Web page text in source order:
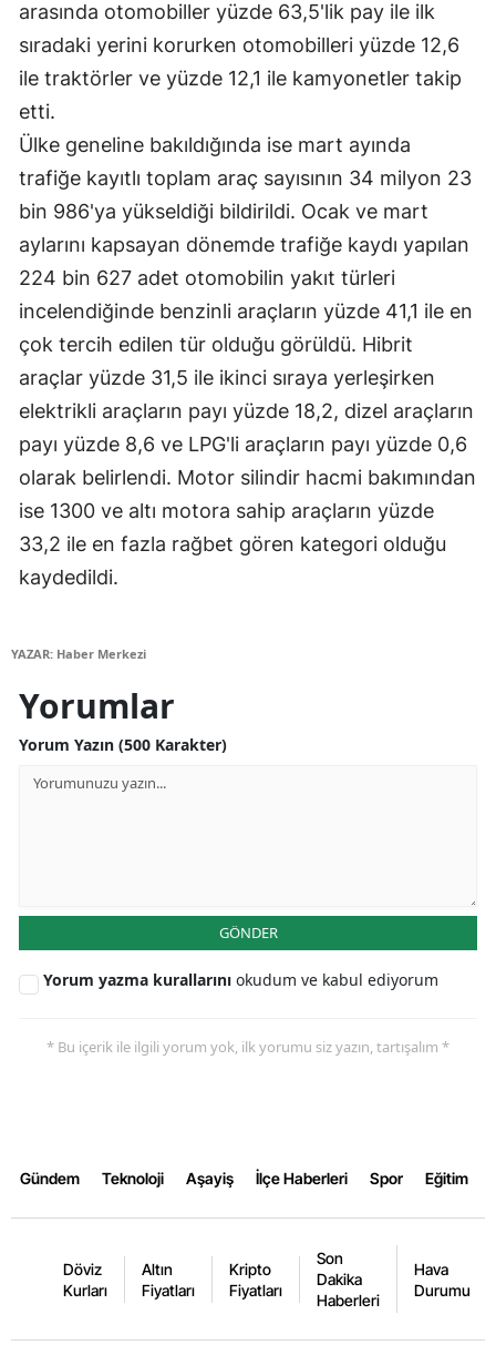
Sivas
Tekirdağ
Trabzon
Tunceli
Şanlıurfa
Uşak
Van
Yozgat
Zonguldak
Aksaray
Bayburt
Kilis
arasında otomobiller yüzde 63,5'lik pay ile ilk
sıradaki yerini korurken otomobilleri yüzde 12,6
ile traktörler ve yüzde 12,1 ile kamyonetler takip
etti.
Ülke geneline bakıldığında ise mart ayında
trafiğe kayıtlı toplam araç sayısının 34 milyon 23
bin 986'ya yükseldiği bildirildi. Ocak ve mart
aylarını kapsayan dönemde trafiğe kaydı yapılan
224 bin 627 adet otomobilin yakıt türleri
incelendiğinde benzinli araçların yüzde 41,1 ile en
çok tercih edilen tür olduğu görüldü. Hibrit
araçlar yüzde 31,5 ile ikinci sıraya yerleşirken
elektrikli araçların payı yüzde 18,2, dizel araçların
payı yüzde 8,6 ve LPG'li araçların payı yüzde 0,6
olarak belirlendi. Motor silindir hacmi bakımından
ise 1300 ve altı motora sahip araçların yüzde
33,2 ile en fazla rağbet gören kategori olduğu
kaydedildi.
YAZAR: Haber Merkezi
Yorumlar
Yorum Yazın (500 Karakter)
GÖNDER
Yorum yazma kurallarını okudum ve kabul ediyorum
* Bu içerik ile ilgili yorum yok, ilk yorumu siz yazın, tartışalım *
Gündem Teknoloji Aşayiş İlçe Haberleri Spor Eğitim
Döviz
Kurları
Altın
Fiyatları
Kripto
Fiyatları
Son
Dakika
Haberleri
Hava
Durumu